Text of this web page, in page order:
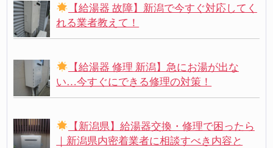
【給湯器 故障】新潟で今すぐ対応してく
れる業者教えて！
【給湯器 修理 新潟】急にお湯が出な
い…今すぐにできる修理の対策！
【新潟県】給湯器交換・修理で困ったら
｜新潟県内密着業者に相談すべき内容と